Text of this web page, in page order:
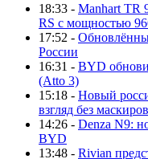
18:33 - Manhart TR
RS с мощностью
17:52 -
России
16:31 - BYD
(Atto 3)
15:18 - Новый
взгляд без
14:26 - Denza N9:
BYD
13:48 - Rivian